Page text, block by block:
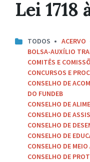
Lei 1718
TODOS ACERVO
BOLSA-AUXÍLIO
COMITÊS E
CONCURSOS E
CONSELHO DE
DO FUNDEB
CONSELHO DE
CONSELHO DE
CONSELHO DE
CONSELHO DE
CONSELHO DE
CONSELHO DE